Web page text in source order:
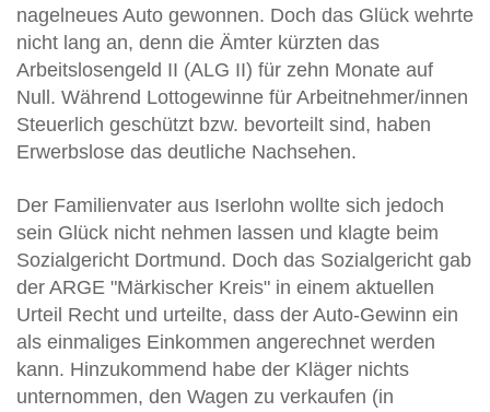
nagelneues Auto gewonnen. Doch das Glück wehrte
nicht lang an, denn die Ämter kürzten das
Arbeitslosengeld II (ALG II) für zehn Monate auf
Null. Während Lottogewinne für Arbeitnehmer/innen
Steuerlich geschützt bzw. bevorteilt sind, haben
Erwerbslose das deutliche Nachsehen.
Der Familienvater aus Iserlohn wollte sich jedoch
sein Glück nicht nehmen lassen und klagte beim
Sozialgericht Dortmund. Doch das Sozialgericht gab
der ARGE "Märkischer Kreis" in einem aktuellen
Urteil Recht und urteilte, dass der Auto-Gewinn ein
als einmaliges Einkommen angerechnet werden
kann. Hinzukommend habe der Kläger nichts
unternommen, den Wagen zu verkaufen (in